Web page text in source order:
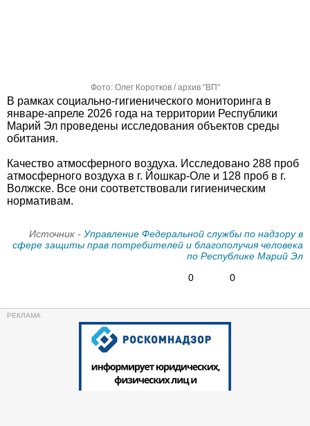
Фото: Олег Коротков / архив "ВП"
В рамках социально-гигиенического мониторинга в
январе-апреле 2026 года на территории Республики
Марий Эл проведены исследования объектов среды
обитания.
Качество атмосферного воздуха. Исследовано 288 проб
атмосферного воздуха в г. Йошкар-Оле и 128 проб в г.
Волжске. Все они соответствовали гигиеническим
нормативам.
Источник - Управление Федеральной службы по надзору в
сфере защиты прав потребителей и благополучия человека
по Республике Марий Эл
0
0